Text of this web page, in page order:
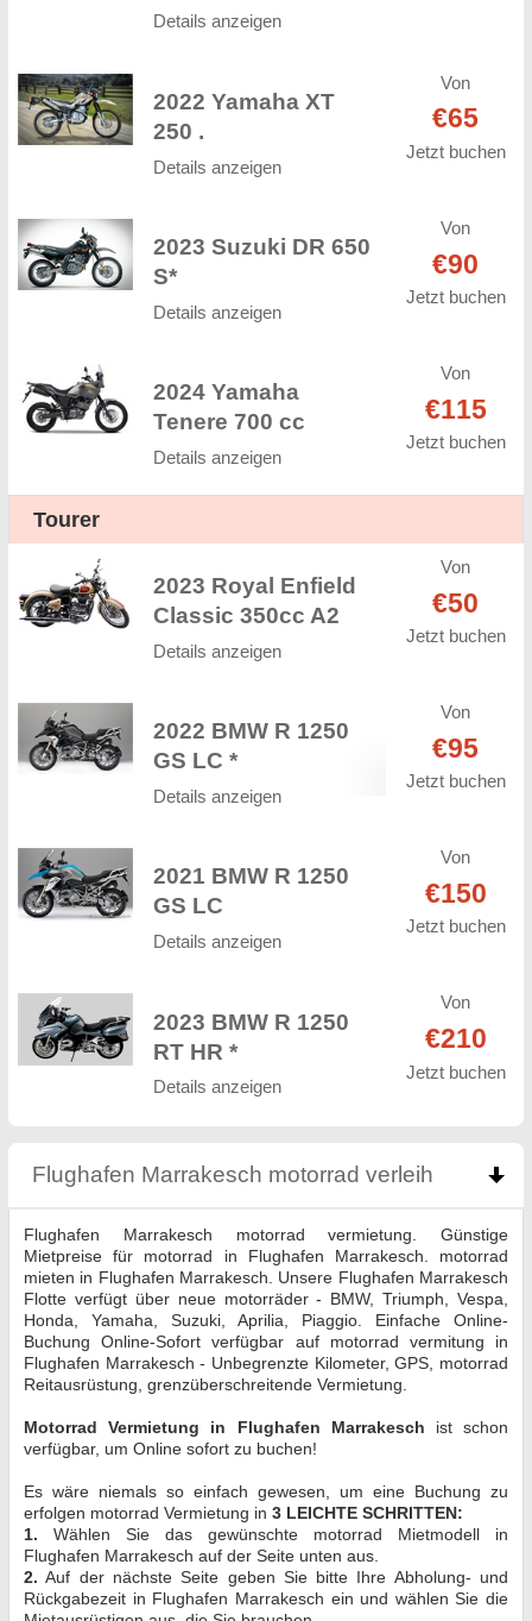
Details anzeigen
2022 Yamaha XT
250 .
Details anzeigen
Von
€65
Jetzt buchen
2023 Suzuki DR 650
S*
Details anzeigen
Von
€90
Jetzt buchen
2024 Yamaha
Tenere 700 cc
Details anzeigen
Von
€115
Jetzt buchen
Tourer
2023 Royal Enfield
Classic 350cc A2
Details anzeigen
Von
€50
Jetzt buchen
2022 BMW R 1250
GS LC *
Details anzeigen
Von
€95
Jetzt buchen
2021 BMW R 1250
GS LC
Details anzeigen
Von
€150
Jetzt buchen
2023 BMW R 1250
RT HR *
Details anzeigen
Von
€210
Jetzt buchen
Flughafen Marrakesch motorrad verleih click to
Flughafen Marrakesch motorrad vermietung. Günstige
Mietpreise für motorrad in Flughafen Marrakesch. motorrad
mieten in Flughafen Marrakesch. Unsere Flughafen Marrakesch
Flotte verfügt über neue motorräder - BMW, Triumph, Vespa,
Honda, Yamaha, Suzuki, Aprilia, Piaggio. Einfache Online-
Buchung Online-Sofort verfügbar auf motorrad vermitung in
Flughafen Marrakesch - Unbegrenzte Kilometer, GPS, motorrad
Reitausrüstung, grenzüberschreitende Vermietung.
Motorrad Vermietung in Flughafen Marrakesch ist schon
verfügbar, um Online sofort zu buchen!
Es wäre niemals so einfach gewesen, um eine Buchung zu
erfolgen motorrad Vermietung in3 LEICHTE SCHRITTEN:
1. Wählen Sie das gewünschte motorrad Mietmodell in
Flughafen Marrakesch auf der Seite unten aus.
2. Auf der nächste Seite geben Sie bitte Ihre Abholung- und
Rückgabezeit in Flughafen Marrakesch ein und wählen Sie die